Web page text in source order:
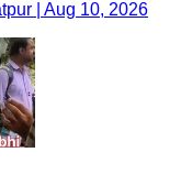
| Aug 10, 2026